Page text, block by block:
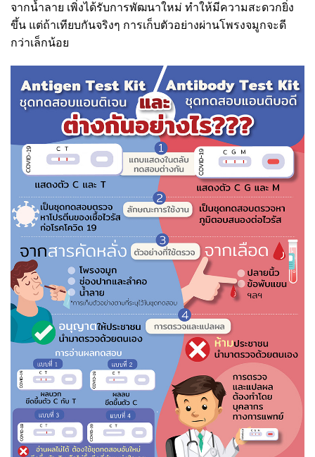
จากน้ำลาย เพิ่งได้รับการพัฒนาใหม่ ทำให้มีความสะดวกยิ่ง
ขึ้น แต่ถ้าเทียบกันจริงๆ การเก็บตัวอย่างผ่านโพรงจมูกจะดี
กว่าเล็กน้อย